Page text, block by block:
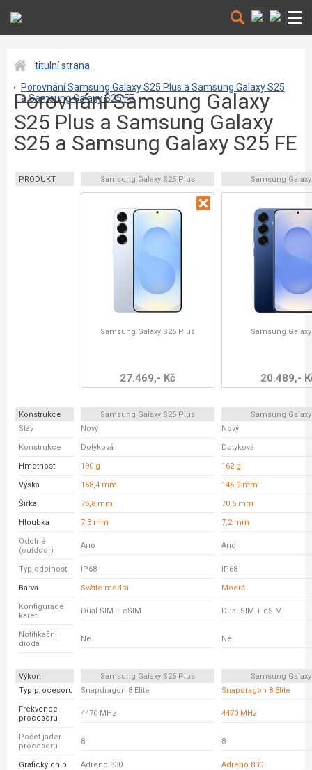
titulní strana
Porovnání Samsung Galaxy S25 Plus a Samsung Galaxy S25
a Samsung Galaxy S25 FE
Porovnání Samsung Galaxy
S25 Plus a Samsung Galaxy
S25 a Samsung Galaxy S25 FE
PRODUKT Samsung Galaxy S25 Plus Samsung Galaxy
Samsung Galaxy S25 Plus
27.469,- Kč
Samsung Galaxy
20.489,-
Konstrukce Samsung Galaxy S25 Plus
Samsung Galaxy
Stav
Nový Nový
Konstrukce Dotyková Dotyková
Hmotnost 190 g 162 g
Výška 158,4 mm 146,9 mm
Šířka 75,8 mm 70,5 mm
Hloubka 7,3 mm 7,2 mm
Odolné
(outdoor)
Ano Ano
Typ odolnosti IP68 IP68
Barva Světle modrá Modrá
Konfigurace
karet
Dual SIM + eSIM Dual SIM + eSIM
Notifikační
dioda
Ne Ne
Výkon Samsung Galaxy S25 Plus
Samsung Galaxy
Typ procesoru
Snapdragon 8 Elite Snapdragon 8 Elite
Frekvence
procesoru
4470 MHz 4470 MHz
Počet jader
procesoru
8 8
Grafický chip Adreno 830 Adreno 830